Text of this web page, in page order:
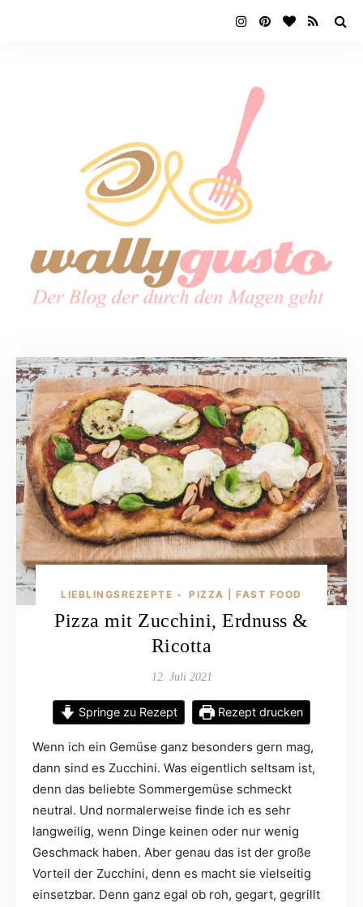
LIEBLINGSREZEPTE • PIZZA | FAST FOOD
Pizza mit Zucchini, Erdnuss &
Ricotta
12. Juli 2021
Springe zu Rezept Rezept drucken
Wenn ich ein Gemüse ganz besonders gern mag,
dann sind es Zucchini. Was eigentlich seltsam ist,
denn das beliebte Sommergemüse schmeckt
neutral. Und normalerweise finde ich es sehr
langweilig, wenn Dinge keinen oder nur wenig
Geschmack haben. Aber genau das ist der große
Vorteil der Zucchini, denn es macht sie vielseitig
einsetzbar. Denn ganz egal ob roh, gegart, gegrillt